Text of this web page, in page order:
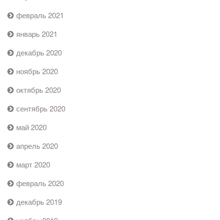
февраль 2021
январь 2021
декабрь 2020
ноябрь 2020
октябрь 2020
сентябрь 2020
май 2020
апрель 2020
март 2020
февраль 2020
декабрь 2019